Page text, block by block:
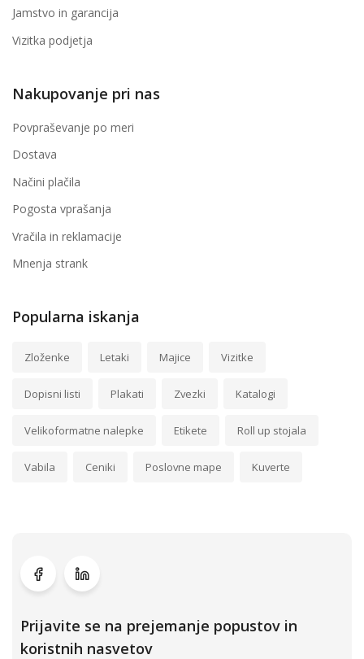
Jamstvo in garancija
Vizitka podjetja
Nakupovanje pri nas
Povpraševanje po meri
Dostava
Načini plačila
Pogosta vprašanja
Vračila in reklamacije
Mnenja strank
Popularna iskanja
Zloženke Letaki Majice Vizitke
Dopisni listi Plakati Zvezki Katalogi
Velikoformatne nalepke Etikete Roll up stojala
Vabila Ceniki Poslovne mape Kuverte
Prijavite se na prejemanje popustov in
koristnih nasvetov